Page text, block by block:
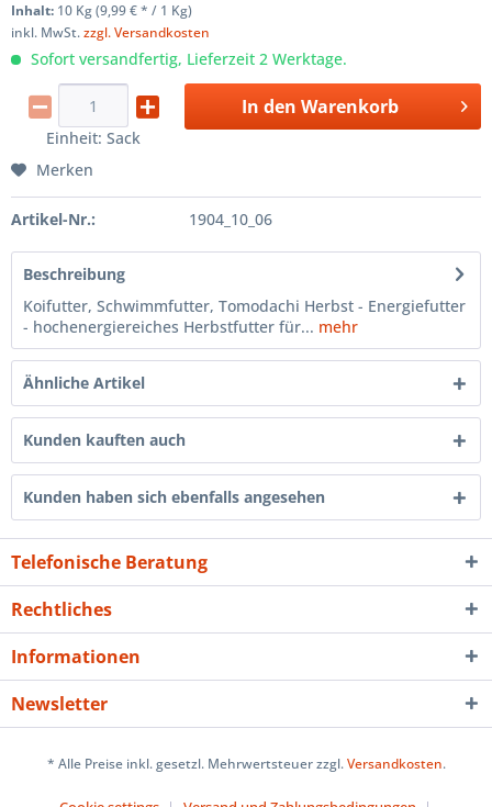
Inhalt: 10 Kg (9,99 € * / 1 Kg)
inkl. MwSt.zzgl. Versandkosten
Sofort versandfertig, Lieferzeit 2 Werktage.
Einheit: Sack
In den Warenkorb
Merken
Artikel-Nr.: 1904_10_06
Beschreibung
Koifutter, Schwimmfutter, Tomodachi Herbst - Energiefutter
- hochenergiereiches Herbstfutter für... mehr
Ähnliche Artikel
Kunden kauften auch
Kunden haben sich ebenfalls angesehen
Telefonische Beratung
Rechtliches
Informationen
Newsletter
* Alle Preise inkl. gesetzl. Mehrwertsteuer zzgl.Versandkosten.